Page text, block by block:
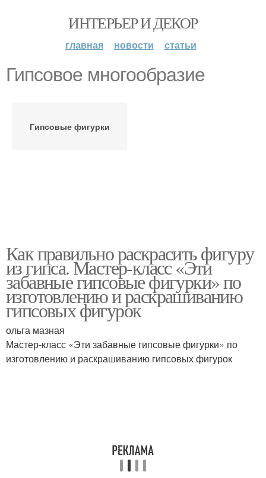
ИНТЕРЬЕР И ДЕКОР
главная новости статьи
Гипсовое многообразие
Гипсовые фигурки
Как правильно раскрасить фигуру
из гипса. Мастер-класс «Эти
забавные гипсовые фигурки» по
изготовлению и раскрашиванию
гипсовых фигурок
ольга мазная
Мастер-класс «Эти забавные гипсовые фигурки» по
изготовлению и раскрашиванию гипсовых фигурок